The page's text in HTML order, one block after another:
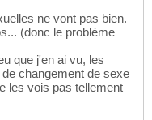
ne vont pas bien.
(donc le problème
que j'en ai vu, les
changement de sexe
les vois pas tellement